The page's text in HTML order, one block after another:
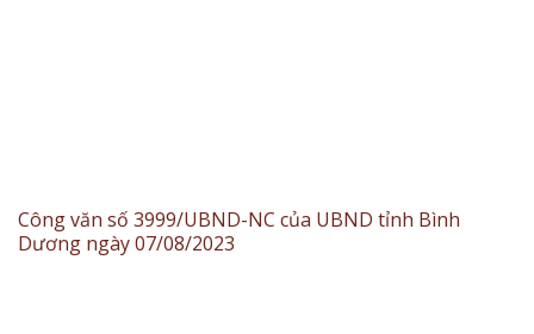
Công văn số 3999/UBND-NC của UBND tỉnh Bình
Dương ngày 07/08/2023